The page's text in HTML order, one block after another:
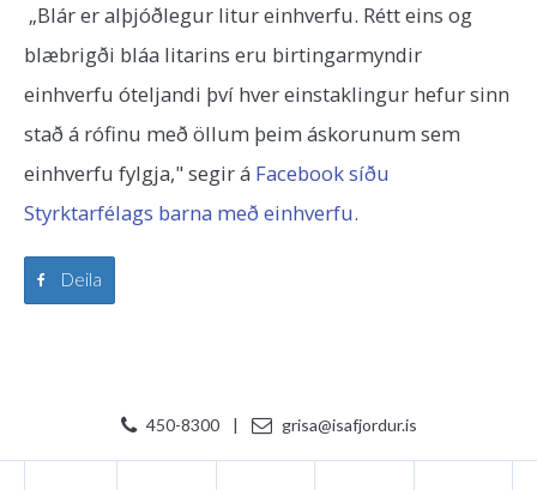
„Blár er alþjóðlegur litur einhverfu. Rétt eins og
blæbrigði bláa litarins eru birtingarmyndir
einhverfu óteljandi því hver einstaklingur hefur sinn
stað á rófinu með öllum þeim áskorunum sem
einhverfu fylgja," segir á Facebook síðu
Styrktarfélags barna með einhverfu.
Deila
450-8300 | grisa@isafjordur.is